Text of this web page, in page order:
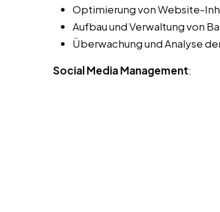
Optimierung von Website-
Aufbau und Verwaltung von
Überwachung und Analyse
Social Media Management: